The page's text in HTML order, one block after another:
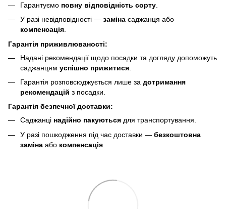
Гарантуємо повну відповідність сорту
У разі невідповідності — заміна саджанця або
компенсація.
Гарантія приживлюваності:
Надані рекомендації щодо посадки та догляду допоможуть
саджанцям успішно прижитися
Гарантія розповсюджується лише за дотримання
рекомендацій з посадки.
Гарантія безпечної доставки:
Саджанці надійно пакуються для транспортування.
У разі пошкодження під час доставки — безкоштовна
заміна або компенсація